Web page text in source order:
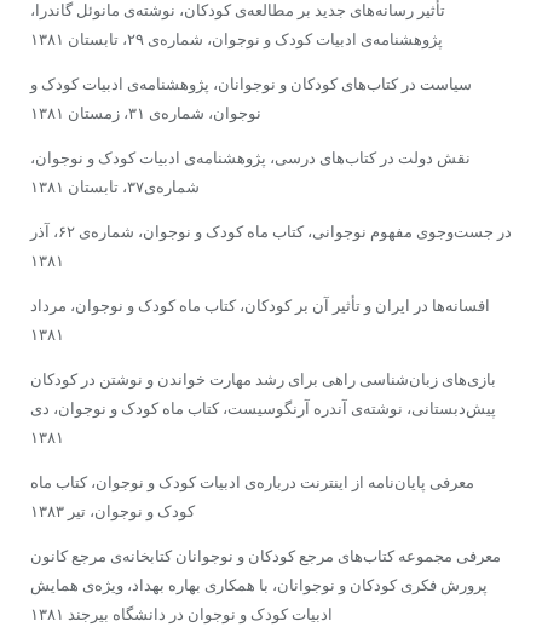
تأثیر رسانه‌های جدید بر مطالعه‌ی کودکان، نوشته‌ی مانوئل گاندرا،
‌پژوهشنامه‌ی‌ ادبیات کودک و نوجوان، ‌شماره‌ی ۲۹، ‌تابستان ۱۳۸۱
سیاست در کتاب‌های کودکان و نوجوانان، ‌پژوهشنامه‌ی ادبیات کودک و
نوجوان،‌ شماره‌ی ۳۱، ‌زمستان ۱۳۸۱
نقش دولت در کتاب‌های درسی، ‌پژوهشنامه‌ی ادبیات کودک و نوجوان،
‌شماره‌ی۳۷،‌ تابستان ۱۳۸۱
در جست‌و‌جوی مفهوم نوجوانی، ‌کتاب ماه کودک و نوجوان، ‌شماره‌ی ۶۲، ‌آذر
۱۳۸۱
افسانه‌ها در ایران و تأثیر آن بر کودکان، ‌کتاب ماه کودک و نوجوان، ‌مرداد
۱۳۸۱
بازی‌های زبان‌شناسی راهی برای رشد مهارت خواندن و نوشتن در کودکان
پیش‌دبستانی، نوشته‌ی ‌آندره آرنگوسیست،‌ ‌کتاب ماه کودک و نوجوان،‌ دی
۱۳۸۱
معرفی پایان‌نامه از اینترنت درباره‌ی ادبیات کودک و نوجوان، کتاب ماه
کودک و نوجوان، ‌تیر ۱۳۸۳
معرفی مجموعه کتاب‌های مرجع کودکان و نوجوانان کتابخانه‌ی مرجع کانون
پرورش فکری کودکان و نوجوانان، با همکاری بهاره بهداد، ویژه‌ی همایش
ادبیات کودک و نوجوان در دانشگاه بیرجند ‌۱۳۸۱